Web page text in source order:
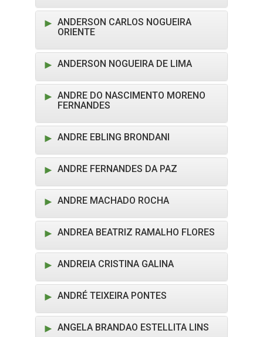
ANDERSON CARLOS NOGUEIRA
ORIENTE
ANDERSON NOGUEIRA DE LIMA
ANDRE DO NASCIMENTO MORENO
FERNANDES
ANDRE EBLING BRONDANI
ANDRE FERNANDES DA PAZ
ANDRE MACHADO ROCHA
ANDREA BEATRIZ RAMALHO FLORES
ANDREIA CRISTINA GALINA
ANDRÉ TEIXEIRA PONTES
ANGELA BRANDAO ESTELLITA LINS